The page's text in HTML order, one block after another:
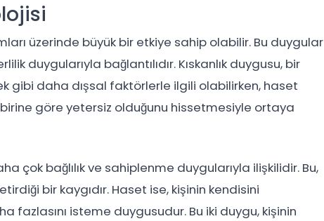
üzerinde büyük bir etkiye sahip olabilir. Bu duygular
duygularıyla bağlantılıdır. Kıskanlık duygusu, bir
gibi daha dışsal faktörlerle ilgili olabilirken, haset
göre yetersiz olduğunu hissetmesiyle ortaya
çok bağlılık ve sahiplenme duygularıyla ilişkilidir. Bu,
bir kaygıdır. Haset ise, kişinin kendisini
fazlasını isteme duygusudur. Bu iki duygu, kişinin